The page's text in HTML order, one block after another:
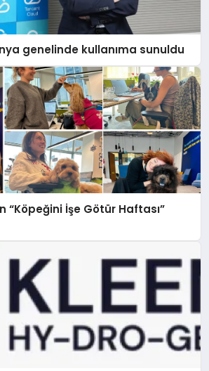
genelinde kullanıma sunuldu
“Köpeğini İşe Götür Haftası”